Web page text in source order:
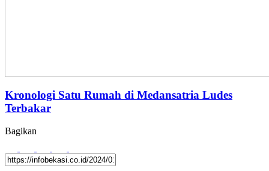
Kronologi Satu Rumah di Medansatria Ludes
Terbakar
Bagikan